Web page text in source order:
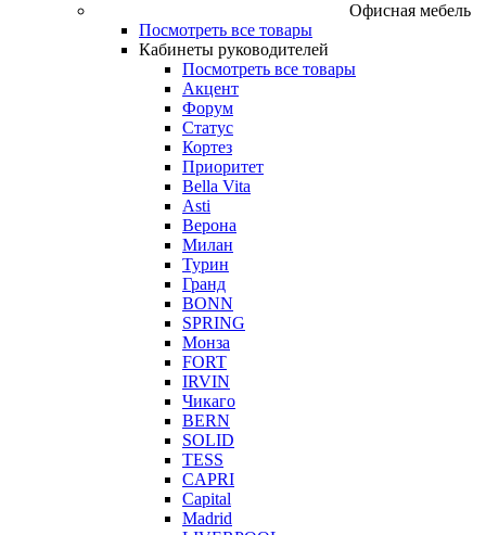
Офисная мебель
Посмотреть все товары
Кабинеты руководителей
Посмотреть все товары
Акцент
Форум
Статус
Кортез
Приоритет
Bella Vita
Asti
Верона
Милан
Турин
Гранд
BONN
SPRING
Монза
FORT
IRVIN
Чикаго
BERN
SOLID
TESS
CAPRI
Capital
Madrid